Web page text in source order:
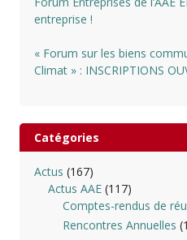
entreprise !
« Forum sur les biens
Climat » : INSCRIPTIONS
Catégories
Actus (167)
Actus AAE (117)
Comptes-rendus de
Rencontres Annuelles